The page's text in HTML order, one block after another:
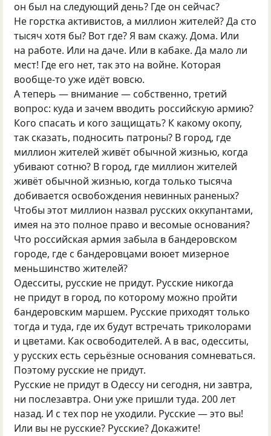
он был на следующий день? Где он сейчас?
Не горстка активистов, а миллион жителей? Да сто
тысяч хотя бы? Вот где? Я вам скажу. Дома. Или
на работе. Или на даче. Или в кабаке. Да мало ли
мест! Где его нет, так это на войне. Которая
вообще-то уже идёт вовсю.
А теперь — внимание — собственно, третий
вопрос: куда и зачем вводить российскую армию?
Кого спасать и кого защищать? К какому окопу,
так сказать, подносить патроны? В город, где
миллион жителей живёт обычной жизнью, когда
убивают сотню? В город, где миллион жителей
живёт обычной жизнью, когда только тысяча
добивается освобождения невинных раненых?
Чтобы этот миллион назвал русских оккупантами,
имея на это полное право и весомые основания?
Что российская армия забыла в бандеровском
городе, где с бандеровцами воюет мизерное
меньшинство жителей?
Одесситы, русские не придут. Русские никогда
не придут в город, по которому можно пройти
бандеровским маршем. Русские приходят только
тогда и туда, где их будут встречать триколорами
и цветами. Как освободителей. А в вас, одесситы,
у русских есть серьёзные основания сомневаться.
Поэтому русские не придут.
Русские не придут в Одессу ни сегодня, ни завтра,
ни послезавтра. Они уже пришли туда. 200 лет
назад. И с тех пор не уходили. Русские — это вы!
Или вы не русские? Русские? Докажите!